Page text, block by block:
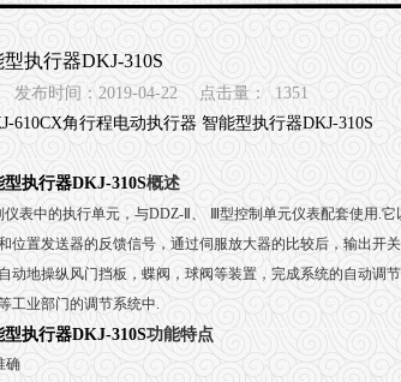
执行器DKJ-310S
发布时间：2019-04-22 点击量： 1351
执行器DKJ-310S概述
仪表中的执行单元，与DDZ- 、 型控制单元仪表配套使用 .它
位置发送器的反馈信号，通过伺服放大器的比较后，输出开
地操纵风门挡板，蝶阀，球阀等装置，完成系统的自动调
工业部门的调节系统中.
执行器DKJ-310S功能特点
确